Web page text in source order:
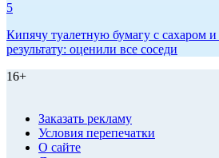
5
Кипячу туалетную бумагу с сахаром и
результату: оценили все соседи
16+
Заказать рекламу
Условия перепечатки
О сайте